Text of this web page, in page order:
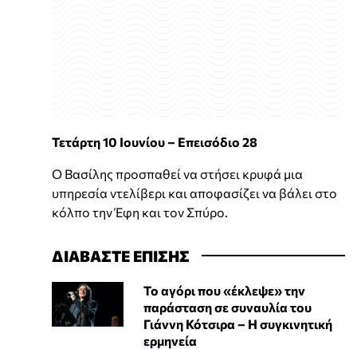
Τετάρτη 10 Ιουνίου – Επεισόδιο 28
Ο Βασίλης προσπαθεί να στήσει κρυφά μια
υπηρεσία ντελίβερι και αποφασίζει να βάλει στο
κόλπο την Έφη και τον Σπύρο.
ΔΙΑΒΑΣΤΕ ΕΠΙΣΗΣ
Το αγόρι που «έκλεψε» την
παράσταση σε συναυλία του
Γιάννη Κότσιρα – Η συγκινητική
ερμηνεία